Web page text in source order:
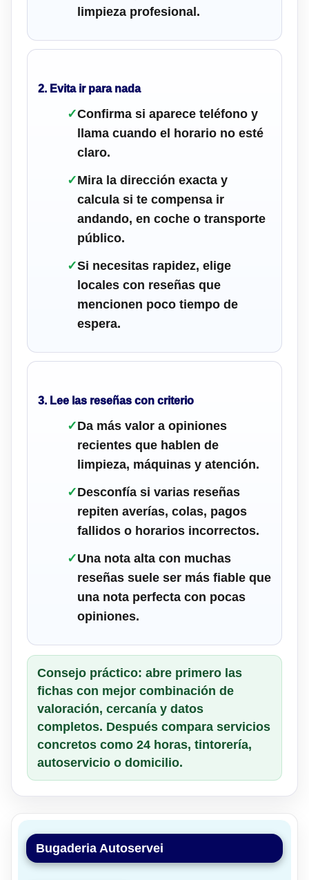
limpieza profesional.
2. Evita ir para nada
✓Confirma si aparece teléfono y
llama cuando el horario no esté
claro.
✓Mira la dirección exacta y
calcula si te compensa ir
andando, en coche o transporte
público.
✓Si necesitas rapidez, elige
locales con reseñas que
mencionen poco tiempo de
espera.
3. Lee las reseñas con criterio
✓Da más valor a opiniones
recientes que hablen de
limpieza, máquinas y atención.
✓Desconfía si varias reseñas
repiten averías, colas, pagos
fallidos o horarios incorrectos.
✓Una nota alta con muchas
reseñas suele ser más fiable que
una nota perfecta con pocas
opiniones.
Consejo práctico: abre primero las
fichas con mejor combinación de
valoración, cercanía y datos
completos. Después compara servicios
concretos como 24 horas, tintorería,
autoservicio o domicilio.
Bugaderia Autoservei